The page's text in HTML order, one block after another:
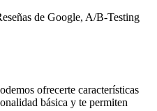
de Google, A/B-Testing
ofrecerte características
básica y te permiten